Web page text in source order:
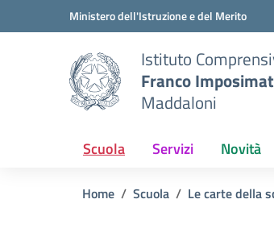
Vai ai contenuti
Vai al menu di navigazioneMinistero dell'Istruzione e del Merito
Istituto
Franco
Maddaloni
Scuola Servizi Novità
Home Scuola Le carte della